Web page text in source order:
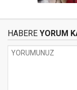
HABERE YORUM